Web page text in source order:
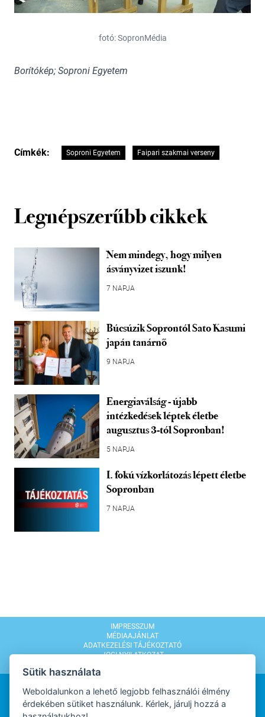
fotó: SopronMédia
Borítókép; Soproni Egyetem
Címkék: Soproni Egyetem Faipari szakmai verseny
Legnépszerűbb cikkek
Nem mindegy, hogy milyen
ásványvizet iszunk!
7 NAPJA
Búcsúzik Soprontól Sato Kasumi
japán tanárnő
9 NAPJA
Energiaválság - újabb
intézkedések léptek életbe
augusztus 3-tól Sopronban!
5 NAPJA
I. fokú vízkorlátozás lépett életbe
Sopronban
7 NAPJA
IMPRESSZUM
MÉDIAAJÁNLAT
ADATKEZELÉSI TÁJÉKOZTATÓ
JOGI NYILATKOZAT
Sütik használata
Weboldalunkon a lehető legjobb felhasználói élmény
érdekében sütiket használunk. Kérlek, járulj hozzá a